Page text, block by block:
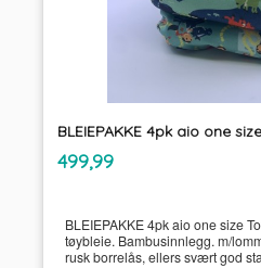
Pris
499,99
BLEIEPAKKE 4pk aio one size
tøybleie. Bambusinnlegg. m/
rusk borrelås, ellers svært god